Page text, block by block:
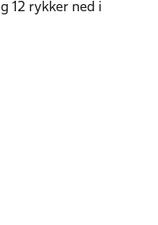
12 rykker ned i